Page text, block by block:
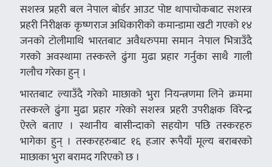
सशस्त्र प्रहरी बल नेपाल बोर्डर आउट पोष्ट थापाचोकबाट सशस्त्र
प्रहरी निरीक्षक कृष्णराज अधिकारीको कमान्डामा खटी गएको १४
जनको टोलीमाथि भारतबाट अवैधरुपमा समान नेपाल भित्राउँदै
गरको अवस्थामा तस्करले ढुंगा मुढा प्रहार गर्नुका साथै गाली
गलौच गरेका हुन् ।
भारतबाट ल्याउँदै गरेको माछाको भुरा नियन्त्रणमा लिने क्रममा
तस्करले ढुंगा मुढा प्रहार गरेको सशस्त्र प्रहरी उपरीक्षक विरेन्द्र
ऐरले बताए । स्थानीय बासीन्दाको सहयोग पछि तस्करहरु
भागेका हुन् । तस्करहरुबाट १६ हजार रूपैयाँ मूल्य बराबरको
माछाका भुरा बरामद गरिएको छ ।